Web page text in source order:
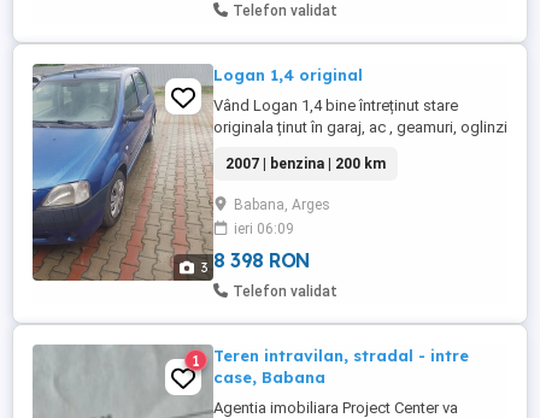
Telefon validat
3
Logan 1,4 original
Vând Logan 1,4 bine întreținut stare
originala ținut în garaj, ac , geamuri, oglinzi
2007 | benzina | 200 km
Babana, Arges
ieri 06:09
8 398 RON
Telefon validat
1
Teren intravilan, stradal - intre
case, Babana
Agentia imobiliara Project Center va